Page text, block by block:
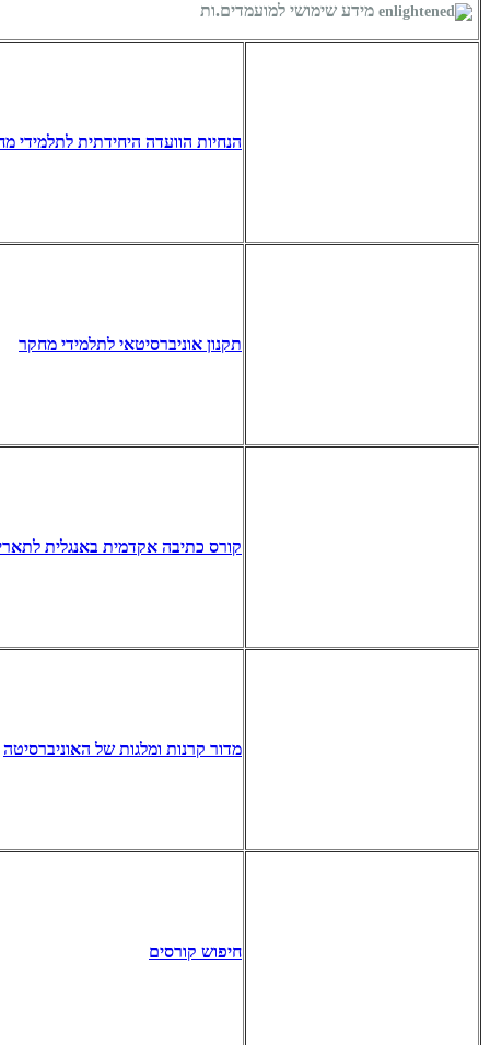
מידע שימושי למועמדים.ות
הנחיות הוועדה היחידתית לתלמידי
תקנון אוניברסיטאי לתלמידי מחקר
קורס כתיבה אקדמית באנגלית
מדור קרנות ומלגות של האוניברסיטה
חיפוש קורסים